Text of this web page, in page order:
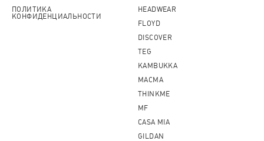
ПОЛИТИКА
КОНФИДЕНЦИАЛЬНОСТИ
HEADWEAR
FLOYD
DISCOVER
TEG
KAMBUKKA
MACMA
THINKME
MF
CASA MIA
GILDAN